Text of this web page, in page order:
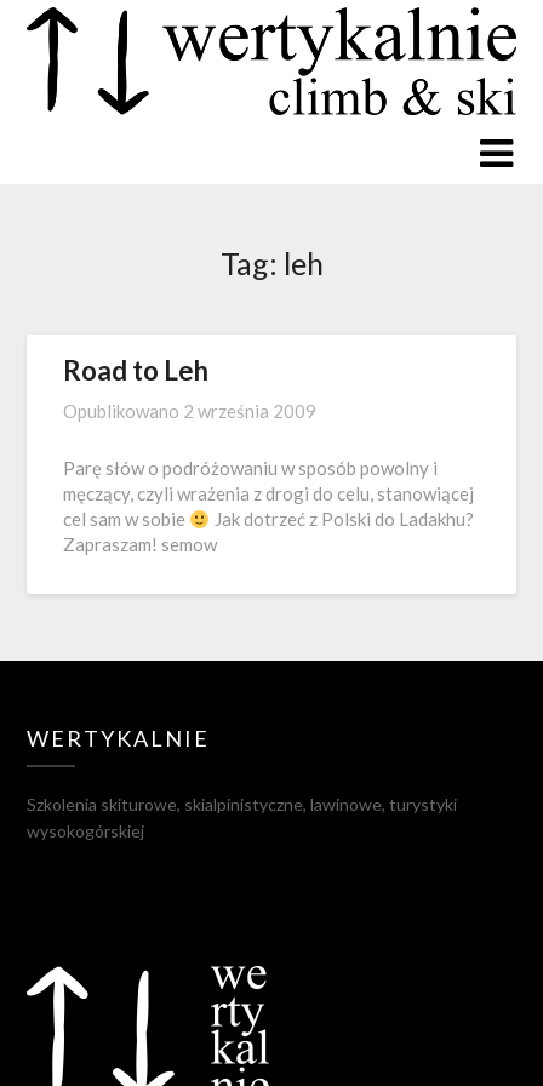
Tag: leh
Road to Leh
Opublikowano 2 września 2009
Parę słów o podróżowaniu w sposób powolny i
męczący, czyli wrażenia z drogi do celu, stanowiącej
cel sam w sobie
Jak dotrzeć z Polski do Ladakhu?
Zapraszam! semow
WERTYKALNIE
Szkolenia skiturowe, skialpinistyczne, lawinowe, turystyki
wysokogórskiej